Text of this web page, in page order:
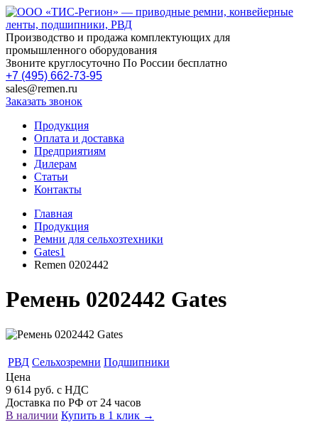
Производство и продажа комплектующих для
промышленного оборудования
Звоните круглосуточно По России бесплатно
+7 (495) 662-73-95
sales@remen.ru
Заказать звонок
Продукция
Оплата и доставка
Предприятиям
Дилерам
Статьи
Контакты
Главная
Продукция
Ремни для сельхозтехники
Gates1
Remen 0202442
Ремень 0202442 Gates
РВД Сельхозремни Подшипники
Цена
9 614 руб. с НДС
Доставка по РФ от 24 часов
В наличии Купить в 1 клик →